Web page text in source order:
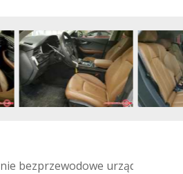
nie bezprzewodowe urząd